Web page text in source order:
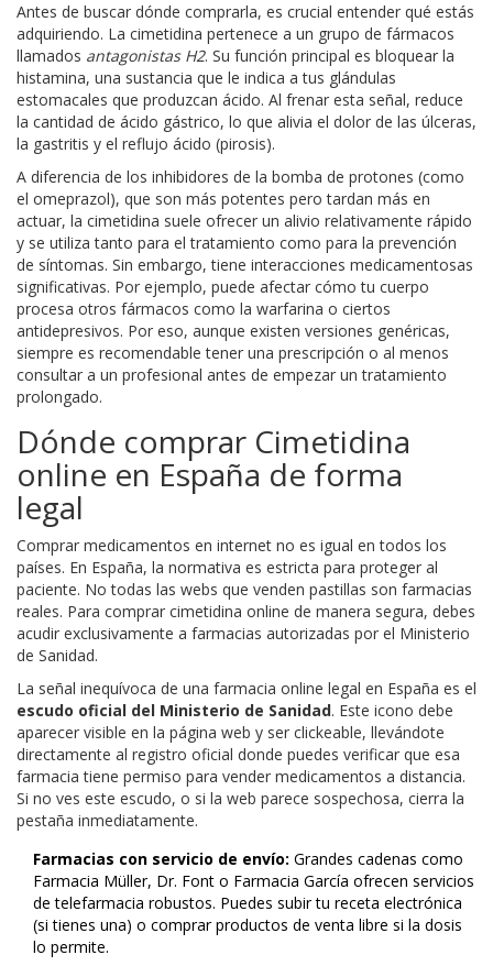
Antes de buscar dónde comprarla, es crucial entender qué estás
adquiriendo. La cimetidina pertenece a un grupo de fármacos
llamados antagonistas H2. Su función principal es bloquear la
histamina, una sustancia que le indica a tus glándulas
estomacales que produzcan ácido. Al frenar esta señal, reduce
la cantidad de ácido gástrico, lo que alivia el dolor de las úlceras,
la gastritis y el reflujo ácido (pirosis).
A diferencia de los inhibidores de la bomba de protones (como
el omeprazol), que son más potentes pero tardan más en
actuar, la cimetidina suele ofrecer un alivio relativamente rápido
y se utiliza tanto para el tratamiento como para la prevención
de síntomas. Sin embargo, tiene interacciones medicamentosas
significativas. Por ejemplo, puede afectar cómo tu cuerpo
procesa otros fármacos como la warfarina o ciertos
antidepresivos. Por eso, aunque existen versiones genéricas,
siempre es recomendable tener una prescripción o al menos
consultar a un profesional antes de empezar un tratamiento
prolongado.
Dónde comprar Cimetidina
online en España de forma
legal
Comprar medicamentos en internet no es igual en todos los
países. En España, la normativa es estricta para proteger al
paciente. No todas las webs que venden pastillas son farmacias
reales. Para comprar cimetidina online de manera segura, debes
acudir exclusivamente a farmacias autorizadas por el Ministerio
de Sanidad.
La señal inequívoca de una farmacia online legal en España es el
escudo oficial del Ministerio de Sanidad. Este icono debe
aparecer visible en la página web y ser clickeable, llevándote
directamente al registro oficial donde puedes verificar que esa
farmacia tiene permiso para vender medicamentos a distancia.
Si no ves este escudo, o si la web parece sospechosa, cierra la
pestaña inmediatamente.
Farmacias con servicio de envío: Grandes cadenas como
Farmacia Müller, Dr. Font o Farmacia García ofrecen servicios
de telefarmacia robustos. Puedes subir tu receta electrónica
(si tienes una) o comprar productos de venta libre si la dosis
lo permite.